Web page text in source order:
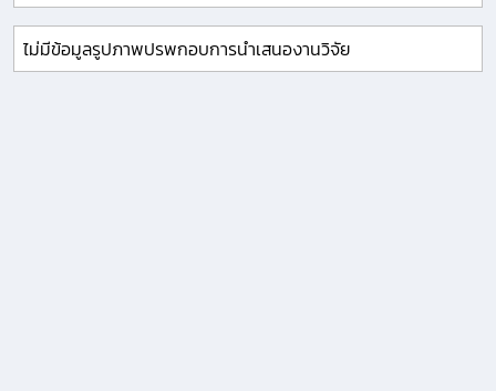
ไม่มีข้อมูลรูปภาพปรพกอบการนำเสนองานวิจัย